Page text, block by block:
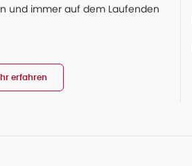
und immer auf dem Laufenden
erfahren